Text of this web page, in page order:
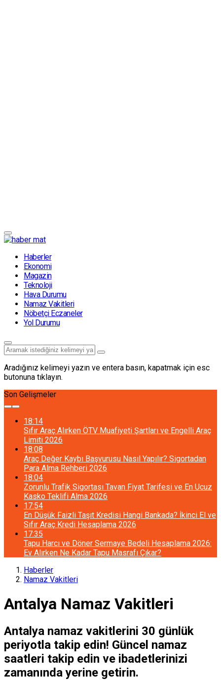
Haberler
Ekonomi
Magazin
Teknoloji
Hava Durumu
Namaz Vakitleri
Nöbetçi Eczaneler
Yol Durumu
Aradığınız kelimeyi yazın ve entera basın, kapatmak için esc
butonuna tıklayın.
Son Gelişmeler
18:14
Sıfır Araç Alırken ÖTV Muafiyeti Şartları ve Engelli Araç
Limiti 2026
18:08
Araç Değer Kaybı Başvurusu Nasıl Yapılır? Sigortadan
Para Alma Rehberi 2026
18:04
Zorunlu Trafik Sigortası Tavan Fiyat Tarifesi ve En Ucuz
Kasko Teklifi Alma 2026
17:54
En Düşük Faizli Taşıt Kredisi Hangi Bankada? İkinci El ve
Sıfır Araç Kredi Hesaplama 2026
17:35
Tapu Harcı ve Döner Sermaye Bedeli Hesaplama 2026:
Ev Alırken Ne Kadar Tapu Masrafı Çıkar?
Haberler
Namaz Vakitleri
Antalya Namaz Vakitleri
Antalya namaz vakitlerini 30 günlük
periyotla takip edin! Güncel namaz
saatleri takip edin ve ibadetlerinizi
zamanında yerine getirin.